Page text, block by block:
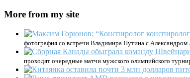
More from my site
фотография со встречи Владимира Путина с
проходят очередные матчи мужского олимпийского